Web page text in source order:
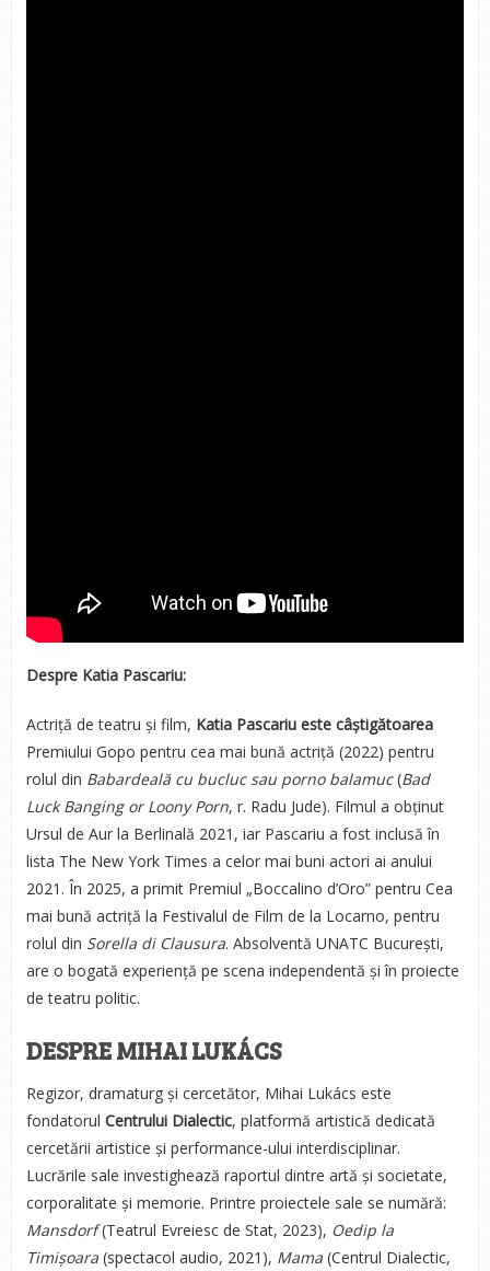
Despre Katia Pascariu:
Actriță de teatru și film, Katia Pascariu este câștigătoarea
Premiului Gopo pentru cea mai bună actriță (2022) pentru
rolul din Babardeală cu bucluc sau porno balamuc(Bad
Luck Banging or Loony Porn, r. Radu Jude). Filmul a obținut
Ursul de Aur la Berlinală 2021, iar Pascariu a fost inclusă în
lista The New York Times a celor mai buni actori ai anului
2021. În 2025, a primit Premiul „Boccalino d’Oro” pentru Cea
mai bună actriță la Festivalul de Film de la Locarno, pentru
rolul din Sorella di Clausura. Absolventă UNATC București,
are o bogată experiență pe scena independentă și în proiecte
de teatru politic.
DESPRE MIHAI LUKÁCS
Regizor, dramaturg și cercetător, Mihai Lukács este
fondatorul Centrului Dialectic, platformă artistică dedicată
cercetării artistice și performance-ului interdisciplinar.
Lucrările sale investighează raportul dintre artă și societate,
corporalitate și memorie. Printre proiectele sale se numără:
Mansdorf(Teatrul Evreiesc de Stat, 2023), Oedip la
Timișoara(spectacol audio, 2021), Mama(Centrul Dialectic,